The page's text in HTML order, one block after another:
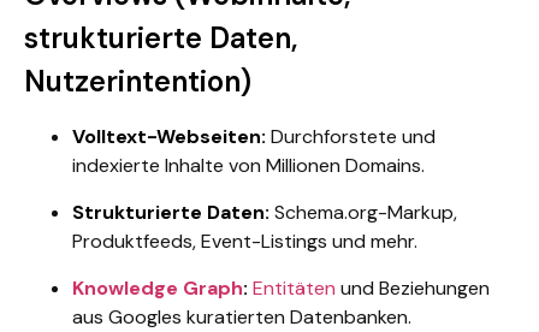
strukturierte Daten,
Nutzerintention)
Volltext-Webseiten: Durchforstete und
indexierte Inhalte von Millionen Domains.
Strukturierte Daten: Schema.org-Markup,
Produktfeeds, Event-Listings und mehr.
Knowledge Graph: Entitäten und Beziehungen
aus Googles kuratierten Datenbanken.